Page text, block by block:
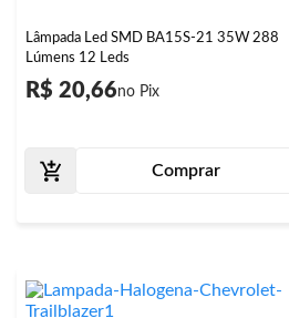
Lâmpada Led SMD BA15S-21 35W 288
Lúmens 12 Leds
R$ 20,66
Comprar